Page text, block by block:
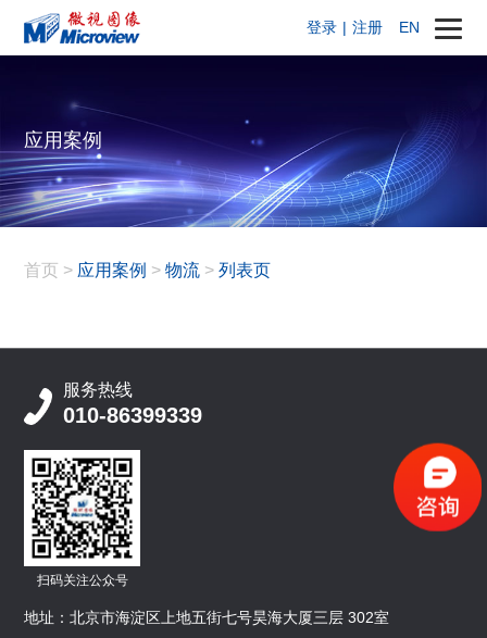
EN
登录 | 注册
应用案例
首页 > 应用案例 >物流 >列表页
服务热线
010-86399339
扫码关注公众号
地址：北京市海淀区上地五街七号昊海大厦三层 302室